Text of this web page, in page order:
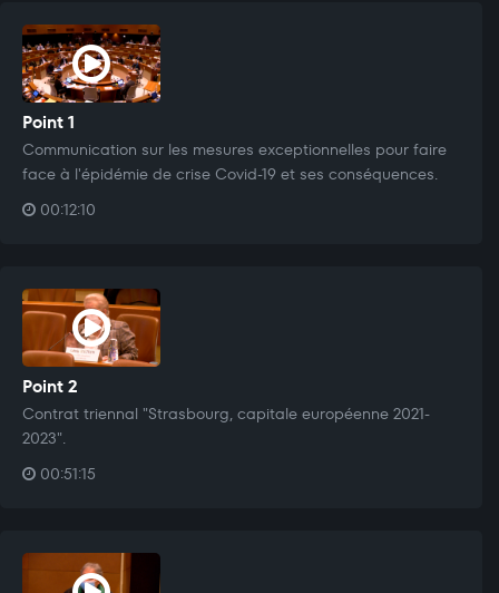
Point 1
Communication sur les mesures exceptionnelles pour faire
face à l'épidémie de crise Covid-19 et ses conséquences.
00:12:10
Point 2
Contrat triennal "Strasbourg, capitale européenne 2021-
2023".
00:51:15